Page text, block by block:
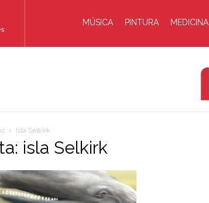
MÚSICA PINTURA MEDICINA
Isla Selkirk
isla Selkirk